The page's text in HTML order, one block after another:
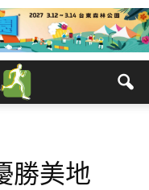
勝美地